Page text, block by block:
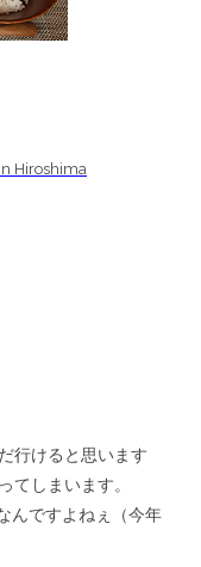
Hiroshima
行けると思います
てしまいます。
んですよねぇ（今年